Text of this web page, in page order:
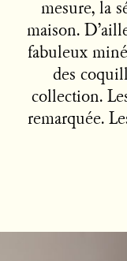
mesure, la
maison.
fabuleux
des
collection.
remarquée.